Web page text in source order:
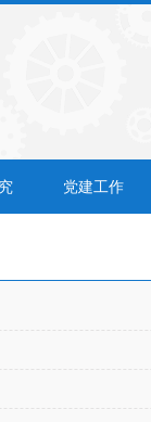
党建工作